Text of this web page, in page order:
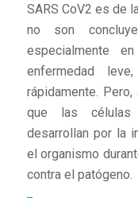
SARS CoV2 es de
no son
especialmente
enfermedad
rápidamente.
que las células
desarrollan por la
el organismo
contra el patógeno.